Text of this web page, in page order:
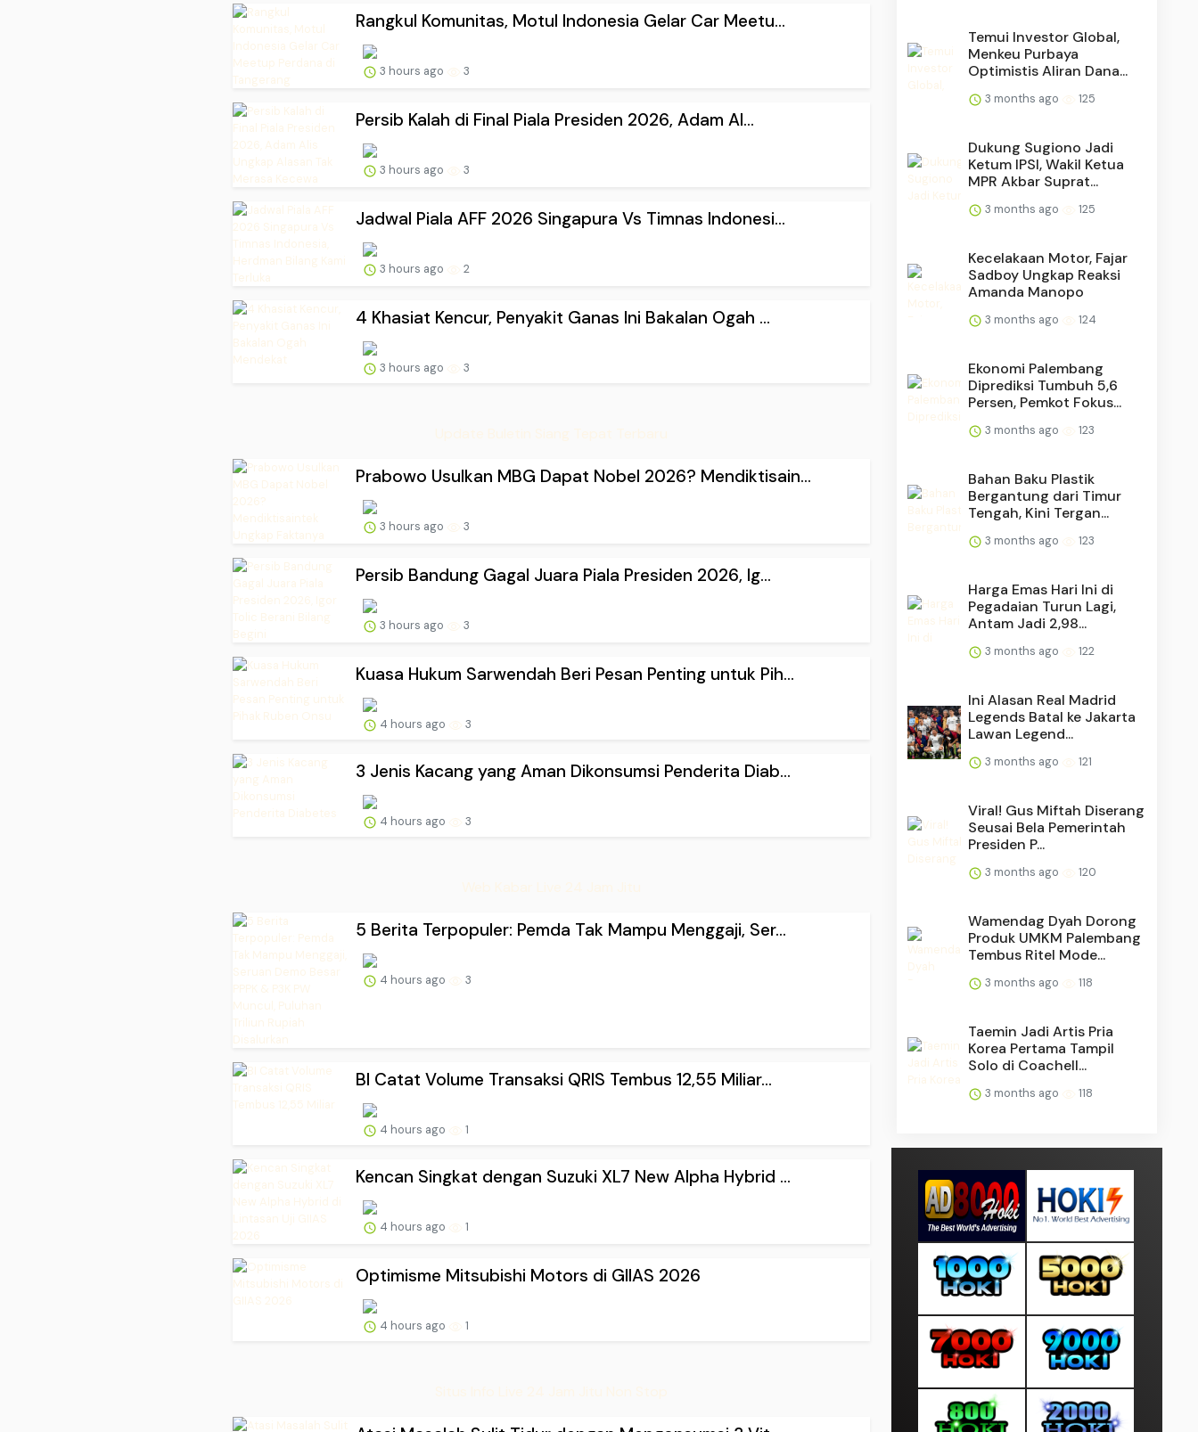
Rangkul Komunitas, Motul Indonesia Gelar Car Meetu...
3 hours ago 3
Persib Kalah di Final Piala Presiden 2026, Adam Al...
3 hours ago 3
Jadwal Piala AFF 2026 Singapura Vs Timnas Indonesi...
3 hours ago 2
4 Khasiat Kencur, Penyakit Ganas Ini Bakalan Ogah ...
3 hours ago 3
Prabowo Usulkan MBG Dapat Nobel 2026? Mendiktisain...
3 hours ago 3
Persib Bandung Gagal Juara Piala Presiden 2026, Ig...
3 hours ago 3
Kuasa Hukum Sarwendah Beri Pesan Penting untuk Pih...
4 hours ago 3
3 Jenis Kacang yang Aman Dikonsumsi Penderita Diab...
4 hours ago 3
5 Berita Terpopuler: Pemda Tak Mampu Menggaji, Ser...
4 hours ago 3
BI Catat Volume Transaksi QRIS Tembus 12,55 Miliar...
4 hours ago 1
Kencan Singkat dengan Suzuki XL7 New Alpha Hybrid ...
4 hours ago 1
Optimisme Mitsubishi Motors di GIIAS 2026
4 hours ago 1
Temui Investor Global,
Menkeu Purbaya
Optimistis Aliran Dana...
3 months ago 125
Dukung Sugiono Jadi
Ketum IPSI, Wakil Ketua
MPR Akbar Suprat...
3 months ago 125
Kecelakaan Motor, Fajar
Sadboy Ungkap Reaksi
Amanda Manopo
3 months ago 124
Ekonomi Palembang
Diprediksi Tumbuh 5,6
Persen, Pemkot Fokus...
3 months ago 123
Bahan Baku Plastik
Bergantung dari Timur
Tengah, Kini Tergan...
3 months ago 123
Harga Emas Hari Ini di
Pegadaian Turun Lagi,
Antam Jadi 2,98...
3 months ago 122
Ini Alasan Real Madrid
Legends Batal ke Jakarta
Lawan Legend...
3 months ago 121
Viral! Gus Miftah Diserang
Seusai Bela Pemerintah
Presiden P...
3 months ago 120
Wamendag Dyah Dorong
Produk UMKM Palembang
Tembus Ritel Mode...
3 months ago 118
Taemin Jadi Artis Pria
Korea Pertama Tampil
Solo di Coachell...
3 months ago 118